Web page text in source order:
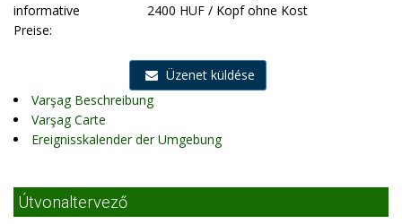
informative
Preise:
2400 HUF / Kopf ohne Kost
Üzenet küldése
Varşag Beschreibung
Varşag Carte
Ereignisskalender der Umgebung
Útvonaltervező